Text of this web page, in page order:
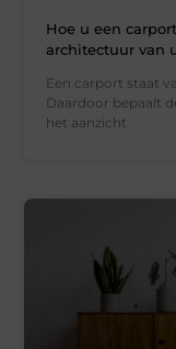
Hoe u een
architectuur van
Een carport staat
Daardoor bepaalt
het aanzicht